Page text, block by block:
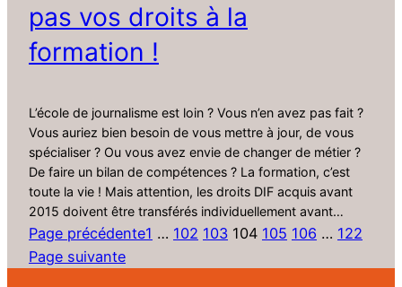
pas vos droits à la
formation !
L’école de journalisme est loin ? Vous n’en avez pas fait ?
Vous auriez bien besoin de vous mettre à jour, de vous
spécialiser ? Ou vous avez envie de changer de métier ?
De faire un bilan de compétences ? La formation, c’est
toute la vie ! Mais attention, les droits DIF acquis avant
2015 doivent être transférés individuellement avant…
Page précédente1 … 102 103 104 105 106 … 122
Page suivante